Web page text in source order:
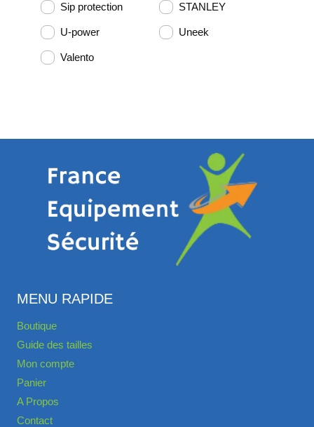
Sip protection STANLEY
U-power Uneek
Valento
MENU RAPIDE
Boutique
Guide des tailles
Mon compte
Panier
A Propos
Contact